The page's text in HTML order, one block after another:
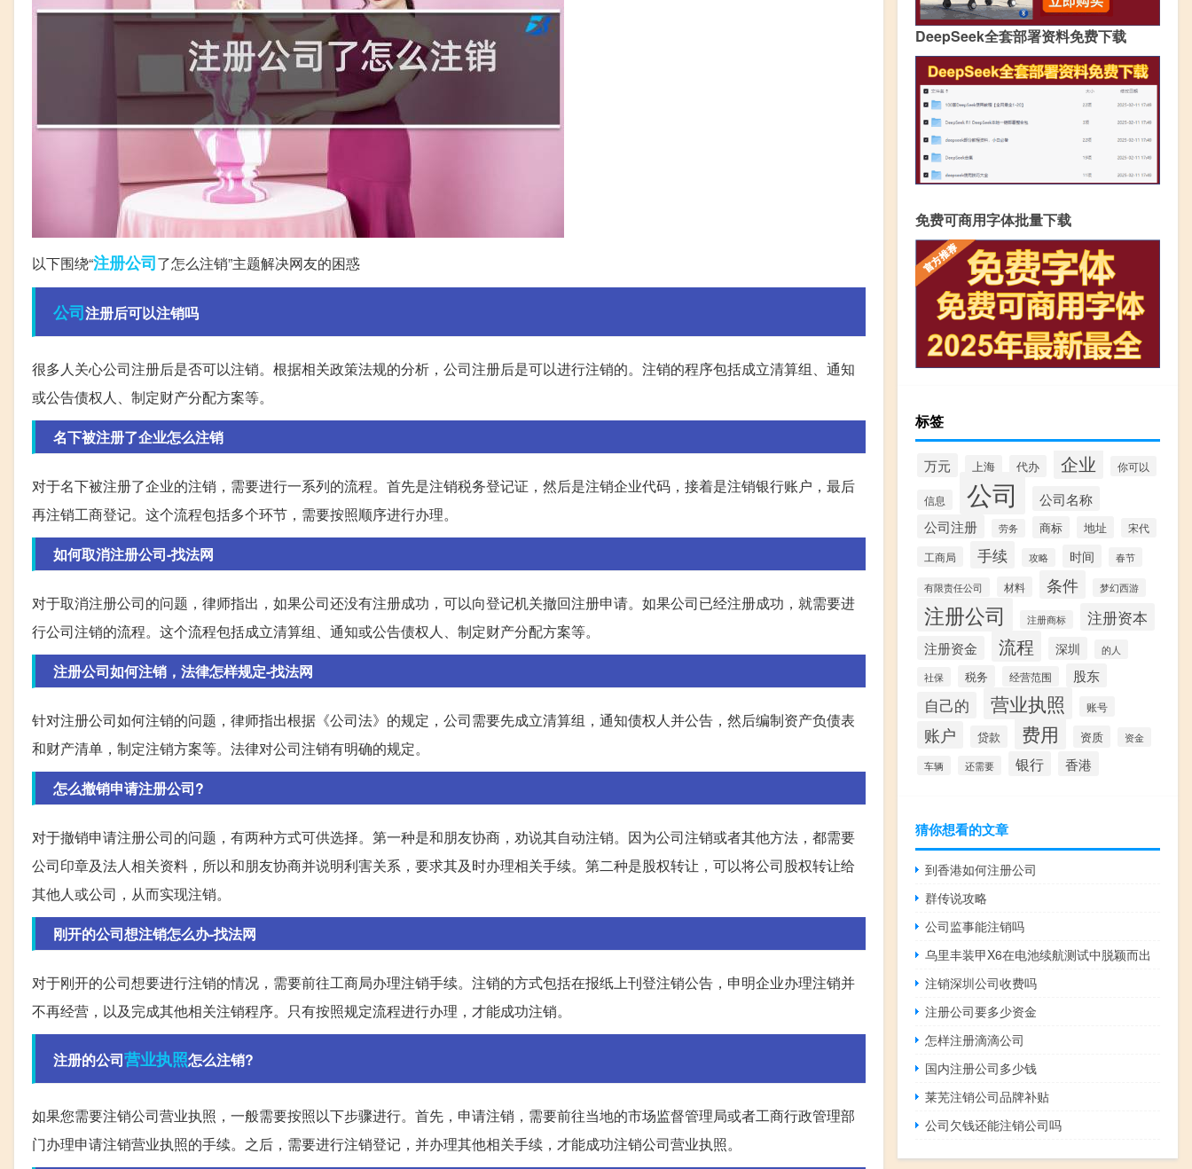
以下围绕“注册公司了怎么注销”主题解决网友的困惑
公司注册后可以注销吗
很多人关心公司注册后是否可以注销。根据相关政策法规的分析，公司注册后是可以进行注销的。注销的程序包括成立清算组、通知
或公告债权人、制定财产分配方案等。
名下被注册了企业怎么注销
对于名下被注册了企业的注销，需要进行一系列的流程。首先是注销税务登记证，然后是注销企业代码，接着是注销银行账户，最后
再注销工商登记。这个流程包括多个环节，需要按照顺序进行办理。
如何取消注册公司-找法网
对于取消注册公司的问题，律师指出，如果公司还没有注册成功，可以向登记机关撤回注册申请。如果公司已经注册成功，就需要进
行公司注销的流程。这个流程包括成立清算组、通知或公告债权人、制定财产分配方案等。
注册公司如何注销，法律怎样规定-找法网
针对注册公司如何注销的问题，律师指出根据《公司法》的规定，公司需要先成立清算组，通知债权人并公告，然后编制资产负债表
和财产清单，制定注销方案等。法律对公司注销有明确的规定。
怎么撤销申请注册公司?
对于撤销申请注册公司的问题，有两种方式可供选择。第一种是和朋友协商，劝说其自动注销。因为公司注销或者其他方法，都需要
公司印章及法人相关资料，所以和朋友协商并说明利害关系，要求其及时办理相关手续。第二种是股权转让，可以将公司股权转让给
其他人或公司，从而实现注销。
刚开的公司想注销怎么办-找法网
对于刚开的公司想要进行注销的情况，需要前往工商局办理注销手续。注销的方式包括在报纸上刊登注销公告，申明企业办理注销并
不再经营，以及完成其他相关注销程序。只有按照规定流程进行办理，才能成功注销。
注册的公司营业执照怎么注销?
如果您需要注销公司营业执照，一般需要按照以下步骤进行。首先，申请注销，需要前往当地的市场监督管理局或者工商行政管理部
门办理申请注销营业执照的手续。之后，需要进行注销登记，并办理其他相关手续，才能成功注销公司营业执照。
DeepSeek全套部署资料免费下载
免费可商用字体批量下载
标签
万元 上海 代办 企业 你可以
信息 公司 公司名称
公司注册 劳务 商标 地址 宋代
工商局 手续 攻略 时间 春节
有限责任公司 材料 条件 梦幻西游
注册公司 注册商标 注册资本
注册资金 流程 深圳
的人
社保
税务 经营范围 股东
自己的 营业执照 账号
账户 贷款 费用 资质
资金
车辆
还需要 银行 香港
猜你想看的文章
到香港如何注册公司
群传说攻略
公司监事能注销吗
乌里丰装甲X6在电池续航测试中脱颖而出
注销深圳公司收费吗
注册公司要多少资金
怎样注册滴滴公司
国内注册公司多少钱
莱芜注销公司品牌补贴
公司欠钱还能注销公司吗